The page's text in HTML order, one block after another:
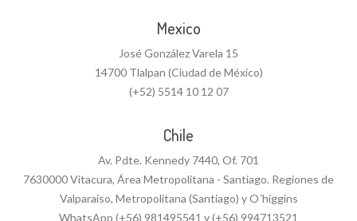
Mexico
José González Varela 15
14700 Tlalpan (Ciudad de México)
(+52) 5514 10 12 07
Chile
Av. Pdte. Kennedy 7440, Of. 701
7630000 Vitacura, Área Metropolitana - Santiago. Regiones de
Valparaíso, Metropolitana (Santiago) y O´higgins
WhatsApp (+56) 981495541 y (+56) 994713521